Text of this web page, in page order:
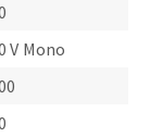
V Mono